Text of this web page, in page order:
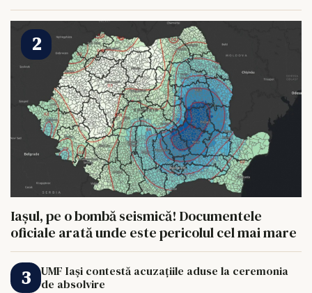
HRANI UN ELEFANT
Iașul, pe o bombă seismică! Documentele
oficiale arată unde este pericolul cel mai mare
UMF Iași contestă acuzațiile aduse la ceremonia
de absolvire